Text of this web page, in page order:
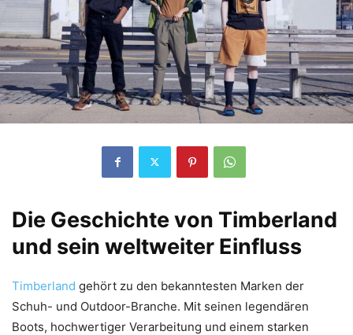
Die Geschichte von Timberland
und sein weltweiter Einfluss
Timberland gehört zu den bekanntesten Marken der
Schuh- und Outdoor-Branche. Mit seinen legendären
Boots, hochwertiger Verarbeitung und einem starken